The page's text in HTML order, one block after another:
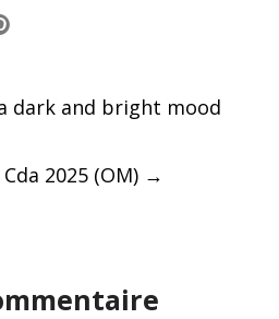
dark and bright mood
2025 (OM) →